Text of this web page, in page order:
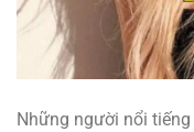
Những người nổi tiếng